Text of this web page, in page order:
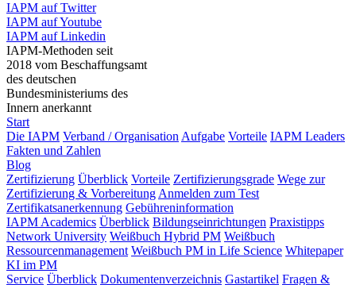
IAPM auf Twitter
IAPM auf Youtube
IAPM auf Linkedin
IAPM-Methoden seit
2018 vom Beschaffungsamt
des deutschen
Bundesministeriums des
Innern anerkannt
Start
Die IAPM Verband / OrganisationAufgabe Vorteile IAPM Leaders
Fakten und Zahlen
Blog
Zertifizierung Überblick Vorteile Zertifizierungsgrade Wege zur
Zertifizierung & VorbereitungAnmelden zum Test
Zertifikatsanerkennung Gebühreninformation
IAPM Academics Überblick Bildungseinrichtungen Praxistipps
Network University Weißbuch Hybrid PM Weißbuch
Ressourcenmanagement Weißbuch PM in Life Science Whitepaper
KI im PM
Service Überblick Dokumentenverzeichnis Gastartikel Fragen &